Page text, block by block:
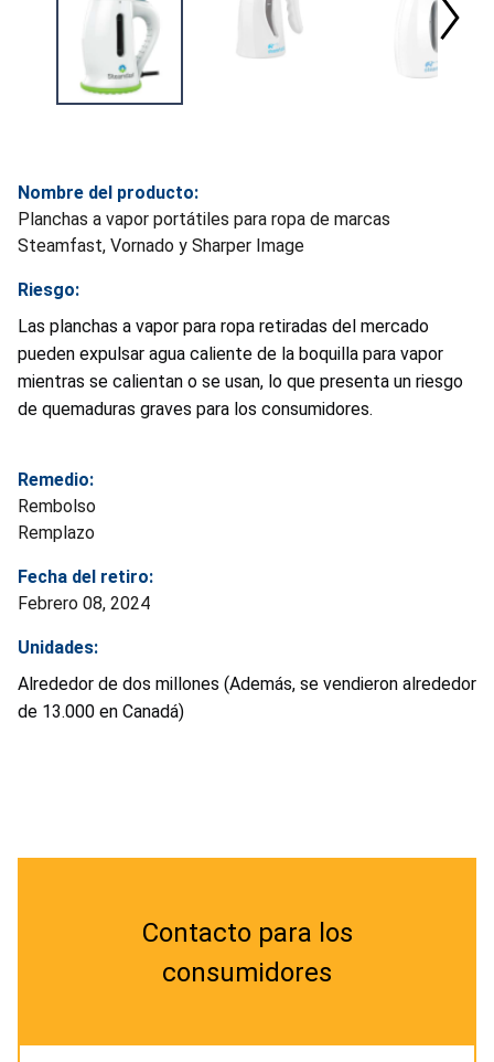
Nombre del producto:
Planchas a vapor portátiles para ropa de marcas
Steamfast, Vornado y Sharper Image
Riesgo:
Las planchas a vapor para ropa retiradas del mercado
pueden expulsar agua caliente de la boquilla para vapor
mientras se calientan o se usan, lo que presenta un riesgo
de quemaduras graves para los consumidores.
Remedio:
Rembolso
Remplazo
Fecha del retiro:
Febrero 08, 2024
Unidades:
Alrededor de dos millones (Además, se vendieron alrededor
de 13.000 en Canadá)
Contacto para los
consumidores